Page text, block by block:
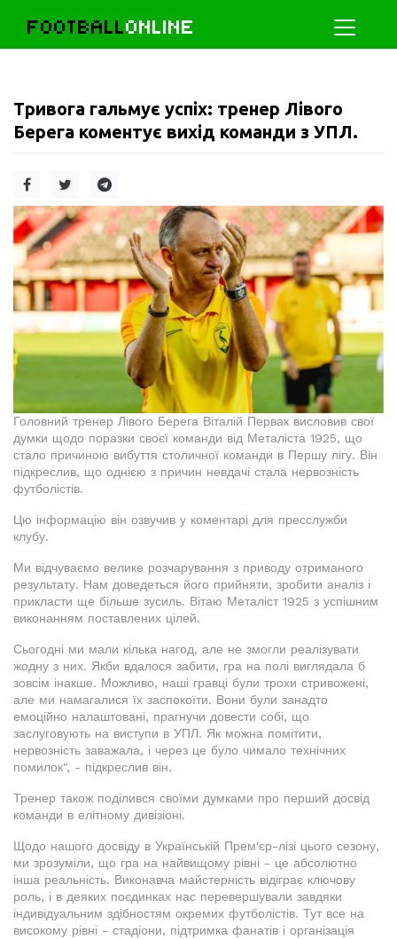
FOOTBALLONLINE
Тривога гальмує успіх: тренер Лівого
Берега коментує вихід команди з УПЛ.
Головний тренер Лівого Берега Віталій Первак висловив свої
думки щодо поразки своєї команди від Металіста 1925, що
стало причиною вибуття столичної команди в Першу лігу. Він
підкреслив, що однією з причин невдачі стала нервозність
футболістів.
Цю інформацію він озвучив у коментарі для пресслужби
клубу.
Ми відчуваємо велике розчарування з приводу отриманого
результату. Нам доведеться його прийняти, зробити аналіз і
прикласти ще більше зусиль. Вітаю Металіст 1925 з успішним
виконанням поставлених цілей.
Сьогодні ми мали кілька нагод, але не змогли реалізувати
жодну з них. Якби вдалося забити, гра на полі виглядала б
зовсім інакше. Можливо, наші гравці були трохи стривожені,
але ми намагалися їх заспокоїти. Вони були занадто
емоційно налаштовані, прагнучи довести собі, що
заслуговують на виступи в УПЛ. Як можна помітити,
нервозність заважала, і через це було чимало технічних
помилок", - підкреслив він.
Тренер також поділився своїми думками про перший досвід
команди в елітному дивізіоні.
Щодо нашого досвіду в Українській Прем'єр-лізі цього сезону,
ми зрозуміли, що гра на найвищому рівні - це абсолютно
інша реальність. Виконавча майстерність відіграє ключову
роль, і в деяких поєдинках нас перевершували завдяки
індивідуальним здібностям окремих футболістів. Тут все на
високому рівні - стадіони, підтримка фанатів і організація